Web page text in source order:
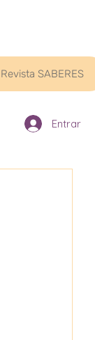
Revista SABERES
Entrar